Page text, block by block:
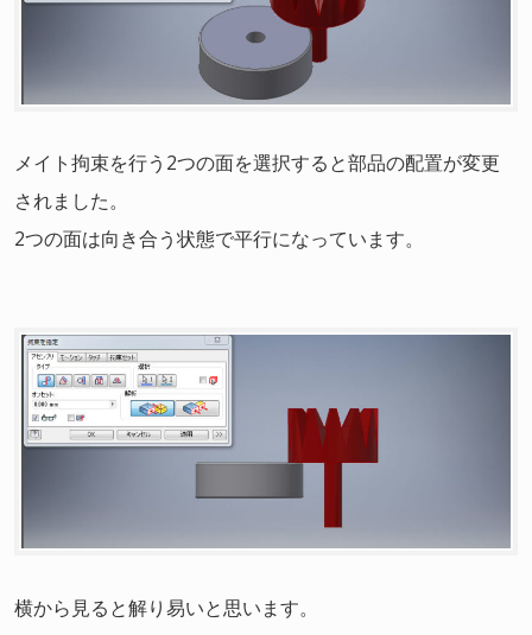
メイト拘束を行う2つの面を選択すると部品の配置が変更
されました。
2つの面は向き合う状態で平行になっています。
横から見ると解り易いと思います。